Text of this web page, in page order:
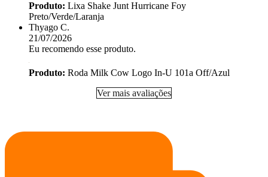
Produto: Lixa Shake Junt Hurricane Foy
Preto/Verde/Laranja
Thyago C.
21/07/2026
Eu recomendo esse produto.
Produto: Roda Milk Cow Logo In-U 101a Off/Azul
Ver mais avaliações